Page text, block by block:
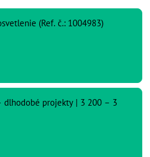
(Ref. č.: 1004983)
dlhodobé projekty | 3 200 – 3